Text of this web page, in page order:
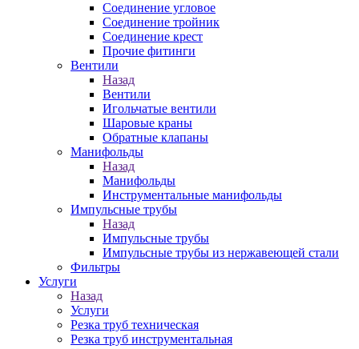
Соединение угловое
Соединение тройник
Соединение крест
Прочие фитинги
Вентили
Назад
Вентили
Игольчатые вентили
Шаровые краны
Обратные клапаны
Манифольды
Назад
Манифольды
Инструментальные манифольды
Импульсные трубы
Назад
Импульсные трубы
Импульсные трубы из нержавеющей стали
Фильтры
Услуги
Назад
Услуги
Резка труб техническая
Резка труб инструментальная